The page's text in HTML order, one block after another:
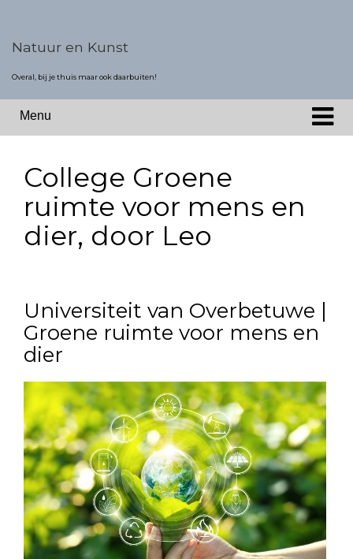
inhoud
hoofdmenu
Natuur en Kunst
Overal, bij je thuis maar ook daarbuiten!
Menu
College Groene
ruimte voor mens en
dier, door Leo
Universiteit van Overbetuwe |
Groene ruimte voor mens en
dier